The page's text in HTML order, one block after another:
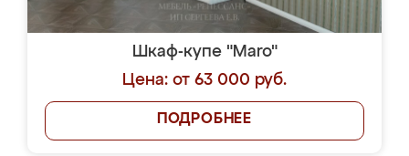
Шкаф-купе "Maro"
Цена: от 63 000 руб.
ПОДРОБНЕЕ